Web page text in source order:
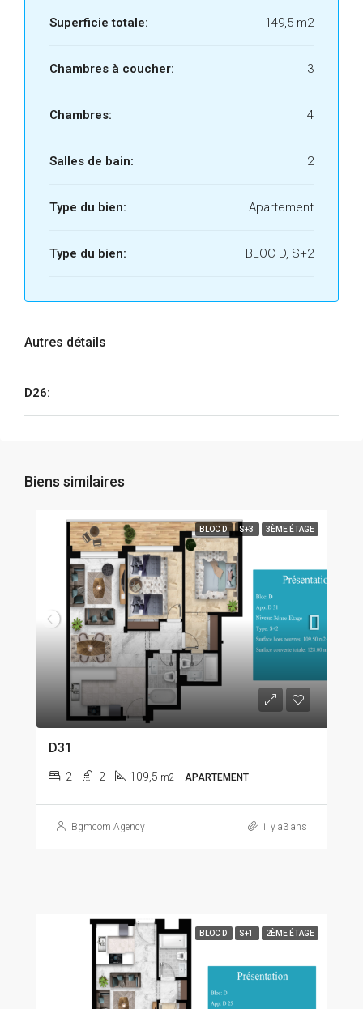
Superficie totale: 149,5 m2
Chambres à coucher: 3
Chambres: 4
Salles de bain: 2
Type du bien: Apartement
Type du bien: BLOC D, S+2
Autres détails
D26:
Biens similaires
BLOC D S+3 3ÈME ÉTAGE
D31
2 2 109,5 m2 APARTEMENT
Bgmcom Agency il y a3 ans
BLOC D S+1 2ÈME ÉTAGE